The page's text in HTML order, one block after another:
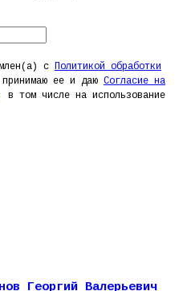
с
Политикой обработки
ее и даю Согласие на
в том числе на использование
Георгий Валерьевич